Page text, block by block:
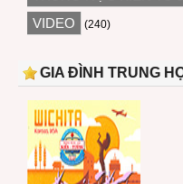
VIDEO (240)
GIA ĐÌNH TRUNG